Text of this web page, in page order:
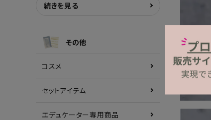
続きを見る
その他
コスメ
セットアイテム
エデュケーター専用商品